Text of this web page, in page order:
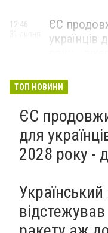
ЄС
українців
12:46
ТОП НОВИНИ
ЄС
для
2028 року -
Український
відстежував